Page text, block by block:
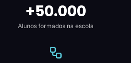
+50.000
Alunos formados na escola